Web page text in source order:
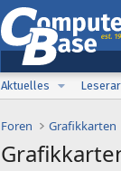
Aktuelles
Foren Grafikkarten